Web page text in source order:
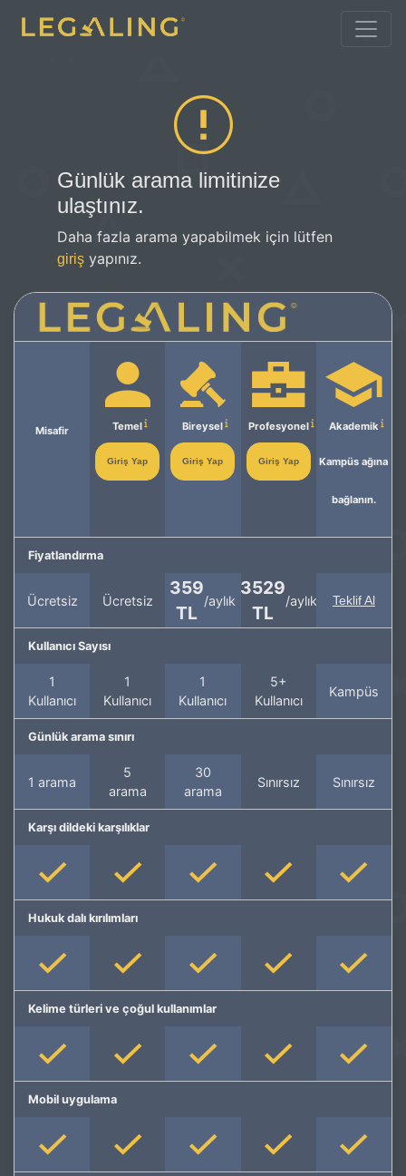
Günlük arama limitinize
ulaştınız.
Daha fazla arama yapabilmek için lütfen
giriş yapınız.
Misafir Temel
Giriş Yap
Bireysel
Giriş Yap
Profesyonel
Giriş Yap
Akademik
Kampüs ağına
bağlanın.
Fiyatlandırma
Ücretsiz Ücretsiz
359
TL
/aylık
3529
TL
/aylık Teklif Al
Kullanıcı Sayısı
1
Kullanıcı
1
Kullanıcı
1
Kullanıcı
5+
Kullanıcı
Kampüs
Günlük arama sınırı
1 arama
5
arama
30
arama
Sınırsız Sınırsız
Karşı dildeki karşılıklar
Hukuk dalı kırılımları
Kelime türleri ve çoğul kullanımlar
Mobil uygulama